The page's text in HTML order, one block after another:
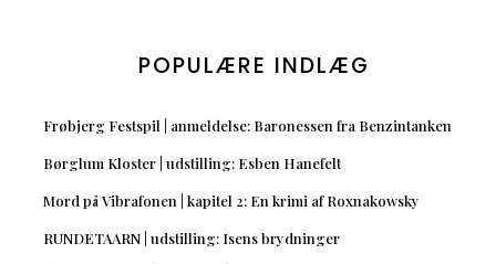
POPULÆRE INDLÆG
Frøbjerg Festspil | anmeldelse: Baronessen fra Benzintanken
Børglum Kloster | udstilling: Esben Hanefelt
Mord på Vibrafonen | kapitel 2: En krimi af Roxnakowsky
RUNDETAARN | udstilling: Isens brydninger